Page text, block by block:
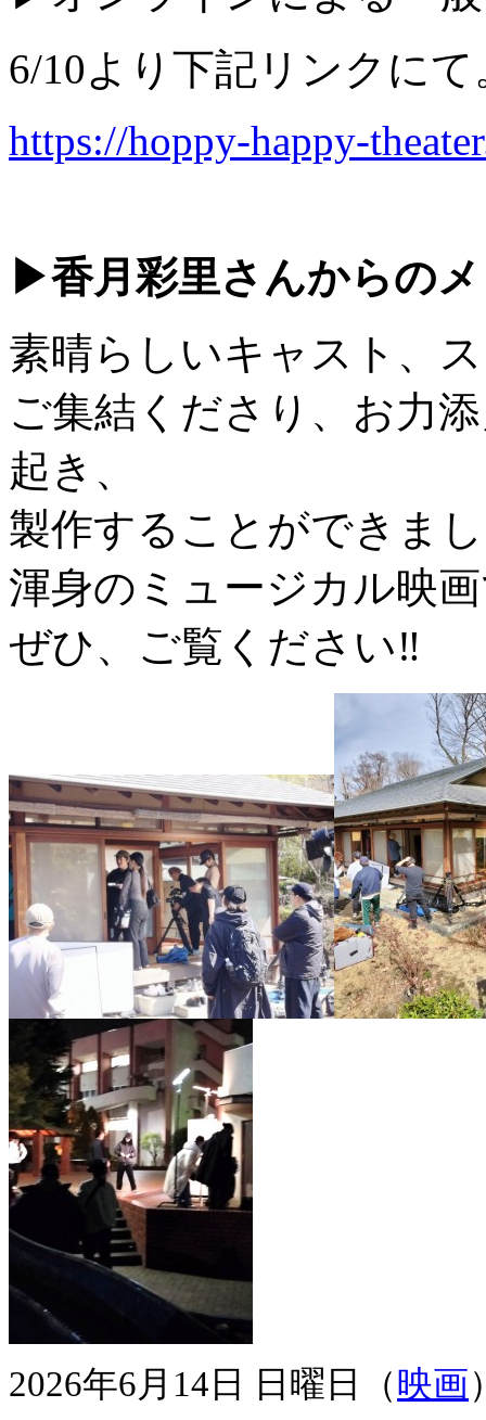
6/10より下記リンクにて
https://hoppy-happy-
▶香月彩里さんからの
素晴らしいキャスト、
ご集結くださり、お力
起き、
製作することができま
渾身のミュージカル映
ぜひ、ご覧ください‼️
2026年6月14日 日曜日（映画